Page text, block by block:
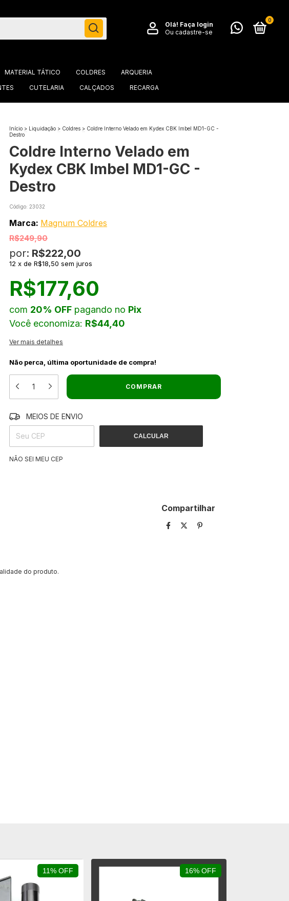
Olá! Faça login
Ou cadastre-se
0
MATERIAL TÁTICO COLDRES
ARQUERIA
CUTELARIA CALÇADOS RECARGA
Início > Liquidação > Coldres > Coldre Interno Velado em Kydex CBK Imbel MD1-GC -
Destro
Coldre Interno Velado em
Kydex CBK Imbel MD1-GC -
Destro
Código: 23032
Marca: Magnum Coldres
R$249,90
por: R$222,00
12 x de R$18,50 sem juros
R$177,60
com 20% OFF pagando no Pix
Você economiza: R$44,40
Ver mais detalhes
Não perca, última oportunidade de compra!
MEIOS DE ENVIO
CALCULAR
NÃO SEI MEU CEP
do produto.
Compartilhar
11% OFF 16% OFF